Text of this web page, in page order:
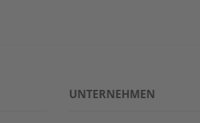
UNTERNEHMEN